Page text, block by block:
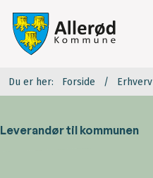
Du er her: Forside Erhverv
Leverandør til kommunen